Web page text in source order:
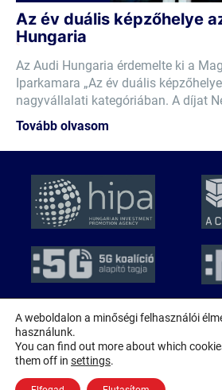
Az év duális képzőhelye
Hungaria
Az Audi Hungaria érdemelte ki a
Iparkamara „Az év duális
nagyvállalati kategóriában. A díjat
Tovább olvasom
© 2026 MAGE
Minden jog fenntartva!
Adatkezelési nyilatkozat
A weboldalon a minőségi felhasználói
használunk.
You can find out more about which
them off in settings.